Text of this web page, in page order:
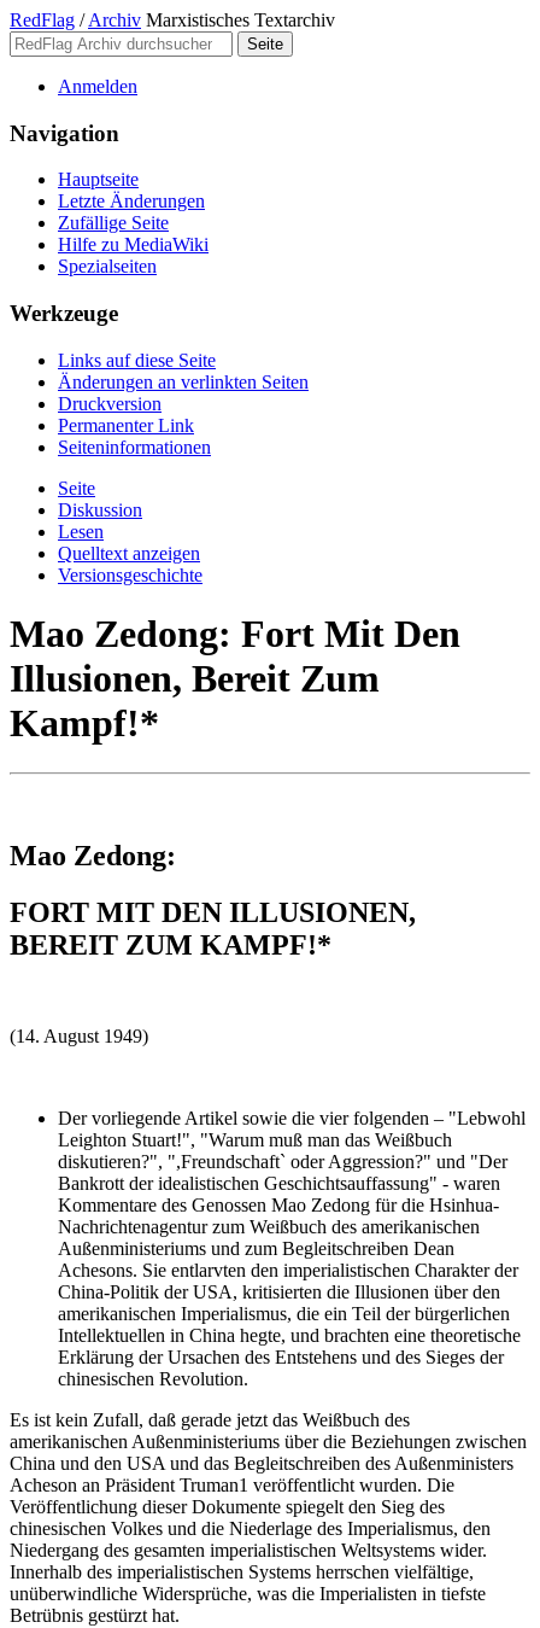
RedFlag / Archiv Marxistisches Textarchiv
Anmelden
Navigation
Hauptseite
Letzte Änderungen
Zufällige Seite
Hilfe zu MediaWiki
Spezialseiten
Werkzeuge
Links auf diese Seite
Änderungen an verlinkten Seiten
Druckversion
Permanenter Link
Seiten­­informationen
Seite
Diskussion
Lesen
Quelltext anzeigen
Versionsgeschichte
Mao Zedong: Fort Mit Den
Illusionen, Bereit Zum
Kampf!*
Mao Zedong:
FORT MIT DEN ILLUSIONEN,
BEREIT ZUM KAMPF!*
(14. August 1949)
Der vorliegende Artikel sowie die vier folgenden – "Lebwohl
Leighton Stuart!", "Warum muß man das Weißbuch
diskutieren?", ",Freundschaft` oder Aggression?" und "Der
Bankrott der idealistischen Geschichtsauffassung" - waren
Kommentare des Genossen Mao Zedong für die Hsinhua-
Nachrichtenagentur zum Weißbuch des amerikanischen
Außenministeriums und zum Begleitschreiben Dean
Achesons. Sie entlarvten den imperialistischen Charakter der
China-Politik der USA, kritisierten die Illusionen über den
amerikanischen Imperialismus, die ein Teil der bürgerlichen
Intellektuellen in China hegte, und brachten eine theoretische
Erklärung der Ursachen des Entstehens und des Sieges der
chinesischen Revolution.
Es ist kein Zufall, daß gerade jetzt das Weißbuch des
amerikanischen Außenministeriums über die Beziehungen zwischen
China und den USA und das Begleitschreiben des Außenministers
Acheson an Präsident Truman1 veröffentlicht wurden. Die
Veröffentlichung dieser Dokumente spiegelt den Sieg des
chinesischen Volkes und die Niederlage des Imperialismus, den
Niedergang des gesamten imperialistischen Weltsystems wider.
Innerhalb des imperialistischen Systems herrschen vielfältige,
unüberwindliche Widersprüche, was die Imperialisten in tiefste
Betrübnis gestürzt hat.